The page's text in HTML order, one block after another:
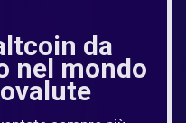
da
nel mondo